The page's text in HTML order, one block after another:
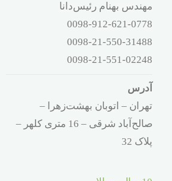
مهندس بهنام رئیس‌دانا
0098-912-621-0778
0098-21-550-31488
0098-21-551-02248
آدرس
تهران – اتوبان بهشت‌زهرا –
صالح‌آباد شرقی – 16 متری کلهر –
پلاک 32